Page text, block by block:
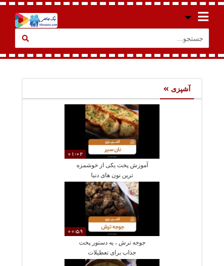
آشپزی
01:02
آموزش پخت یکی از خوشمزه
ترین نون های دنیا
00:59
جوجه ترش ، یه دستور پخت
جذاب برای تعطیلات